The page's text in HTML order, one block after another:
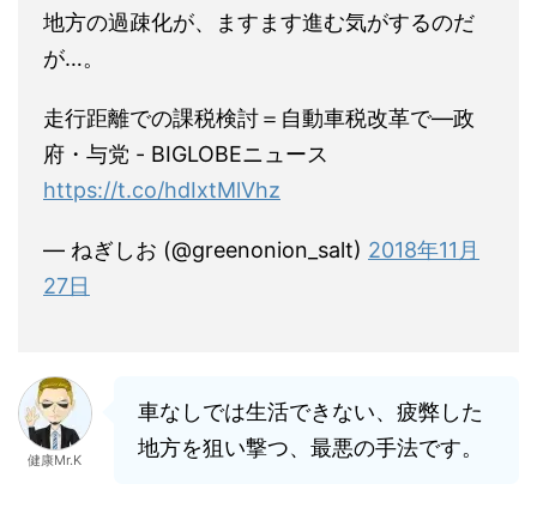
地方の過疎化が、ますます進む気がするのだ
が…。
走行距離での課税検討＝自動車税改革で—政
府・与党 - BIGLOBEニュース
https://t.co/hdIxtMlVhz
— ねぎしお (@greenonion_salt) 2018年11月
27日
健康Mr.K
車なしでは生活できない、疲弊した
地方を狙い撃つ、最悪の手法です。